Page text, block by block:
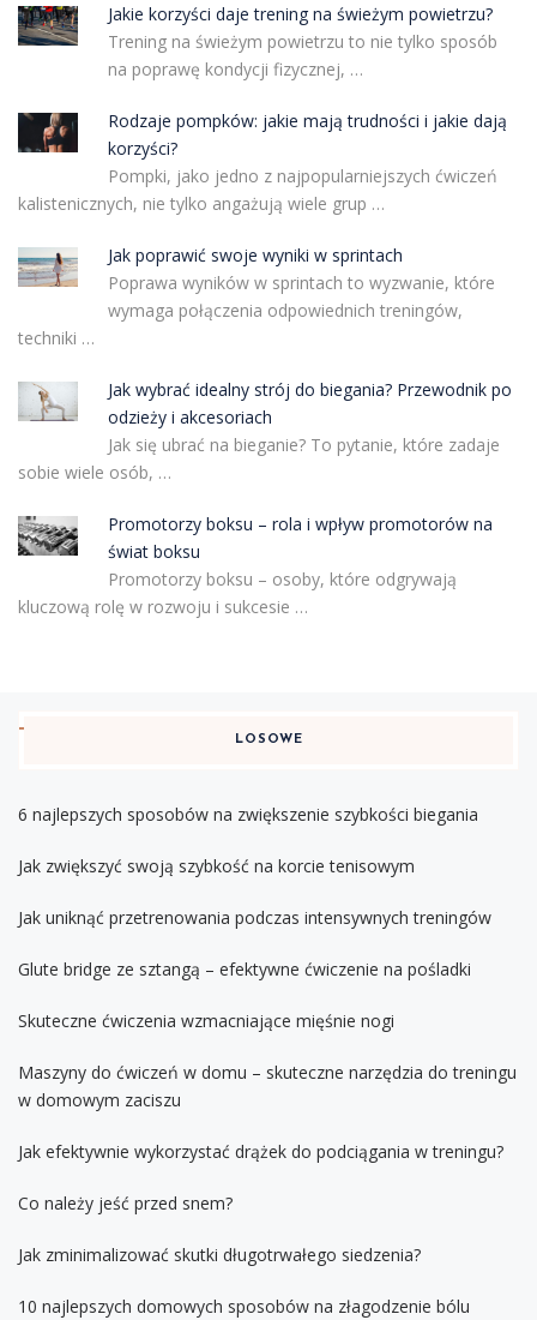
Jakie korzyści daje trening na świeżym powietrzu?
Trening na świeżym powietrzu to nie tylko sposób
na poprawę kondycji fizycznej, …
Rodzaje pompków: jakie mają trudności i jakie dają
korzyści?
Pompki, jako jedno z najpopularniejszych ćwiczeń
kalistenicznych, nie tylko angażują wiele grup …
Jak poprawić swoje wyniki w sprintach
Poprawa wyników w sprintach to wyzwanie, które
wymaga połączenia odpowiednich treningów,
techniki …
Jak wybrać idealny strój do biegania? Przewodnik po
odzieży i akcesoriach
Jak się ubrać na bieganie? To pytanie, które zadaje
sobie wiele osób, …
Promotorzy boksu – rola i wpływ promotorów na
świat boksu
Promotorzy boksu – osoby, które odgrywają
kluczową rolę w rozwoju i sukcesie …
LOSOWE
6 najlepszych sposobów na zwiększenie szybkości biegania
Jak zwiększyć swoją szybkość na korcie tenisowym
Jak uniknąć przetrenowania podczas intensywnych treningów
Glute bridge ze sztangą – efektywne ćwiczenie na pośladki
Skuteczne ćwiczenia wzmacniające mięśnie nogi
Maszyny do ćwiczeń w domu – skuteczne narzędzia do treningu
w domowym zaciszu
Jak efektywnie wykorzystać drążek do podciągania w treningu?
Co należy jeść przed snem?
Jak zminimalizować skutki długotrwałego siedzenia?
10 najlepszych domowych sposobów na złagodzenie bólu